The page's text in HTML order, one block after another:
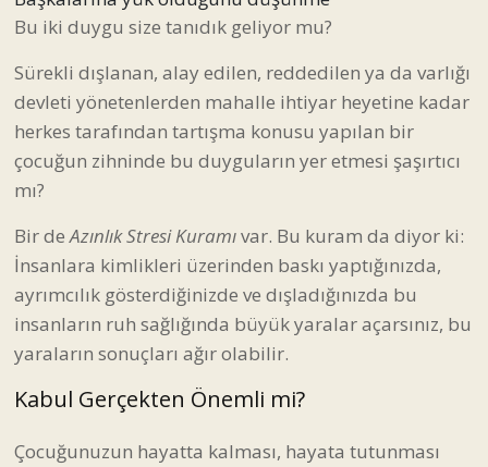
Bu iki duygu size tanıdık geliyor mu?
Sürekli dışlanan, alay edilen, reddedilen ya da varlığı
devleti yönetenlerden mahalle ihtiyar heyetine kadar
herkes tarafından tartışma konusu yapılan bir
çocuğun zihninde bu duyguların yer etmesi şaşırtıcı
mı?
Bir deAzınlık Stresi Kuramıvar. Bu kuram da diyor ki:
İnsanlara kimlikleri üzerinden baskı yaptığınızda,
ayrımcılık gösterdiğinizde ve dışladığınızda bu
insanların ruh sağlığında büyük yaralar açarsınız, bu
yaraların sonuçları ağır olabilir.
Kabul Gerçekten Önemli mi?
Çocuğunuzun hayatta kalması, hayata tutunması